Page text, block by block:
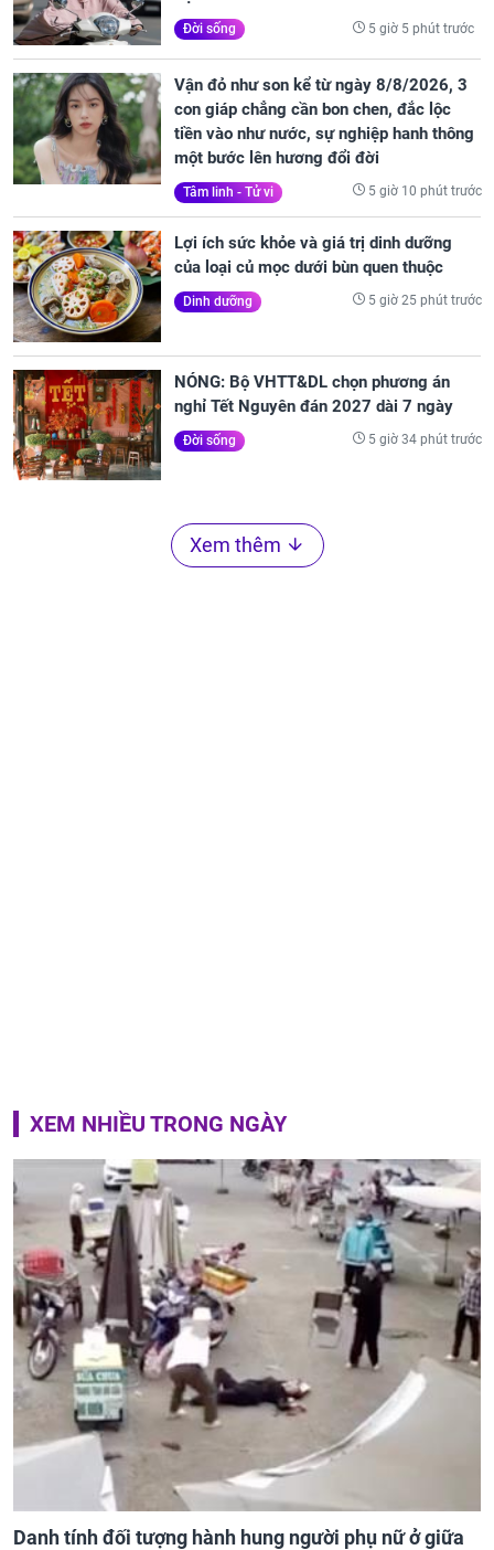
Đời sống 5 giờ 5 phút trước
Vận đỏ như son kể từ ngày 8/8/2026, 3
con giáp chẳng cần bon chen, đắc lộc
tiền vào như nước, sự nghiệp hanh thông
một bước lên hương đổi đời
Tâm linh - Tử vi 5 giờ 10 phút trước
Lợi ích sức khỏe và giá trị dinh dưỡng
của loại củ mọc dưới bùn quen thuộc
Dinh dưỡng 5 giờ 25 phút trước
NÓNG: Bộ VHTT&DL chọn phương án
nghỉ Tết Nguyên đán 2027 dài 7 ngày
Đời sống 5 giờ 34 phút trước
Xem thêm
XEM NHIỀU TRONG NGÀY
Danh tính đối tượng hành hung người phụ nữ ở giữa